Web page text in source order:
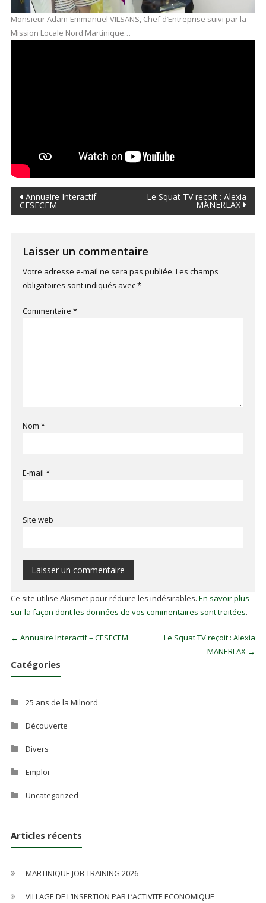
Monsieur Adam-Emmanuel VILSANS, Chef d’Entreprise suivi par la
Mission Locale Nord Martinique…
Navigation
de
l’article
Annuaire Interactif –
CESECEM
Le Squat TV reçoit : Alexia
MANERLAX
Laisser un commentaire
Votre adresse e-mail ne sera pas publiée. Les champs
obligatoires sont indiqués avec*
Commentaire *
Nom *
E-mail *
Site web
Ce site utilise Akismet pour réduire les indésirables. En savoir plus
sur la façon dont les données de vos commentaires sont traitées.
← Annuaire Interactif – CESECEM
Le Squat TV reçoit : Alexia
MANERLAX →
Catégories
25 ans de la Milnord
Découverte
Divers
Emploi
Uncategorized
Articles récents
MARTINIQUE JOB TRAINING 2026
VILLAGE DE L’INSERTION PAR L’ACTIVITE ECONOMIQUE